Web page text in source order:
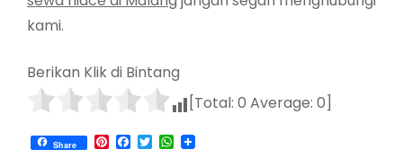
kami.
Berikan Klik di Bintang
[Total: 0 Average: 0]
Share Pinterest
Facebook
TwitterWhatsApp